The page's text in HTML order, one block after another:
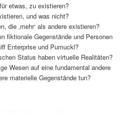
etwas, zu existieren?
und was nicht?
die ‚mehr‘ als andere existieren?
fiktionale Gegenstände und Personen
Enterprise und Pumuckl?
Status haben virtuelle Realitäten?
Wesen auf eine fundamental andere
materielle Gegenstände tun?